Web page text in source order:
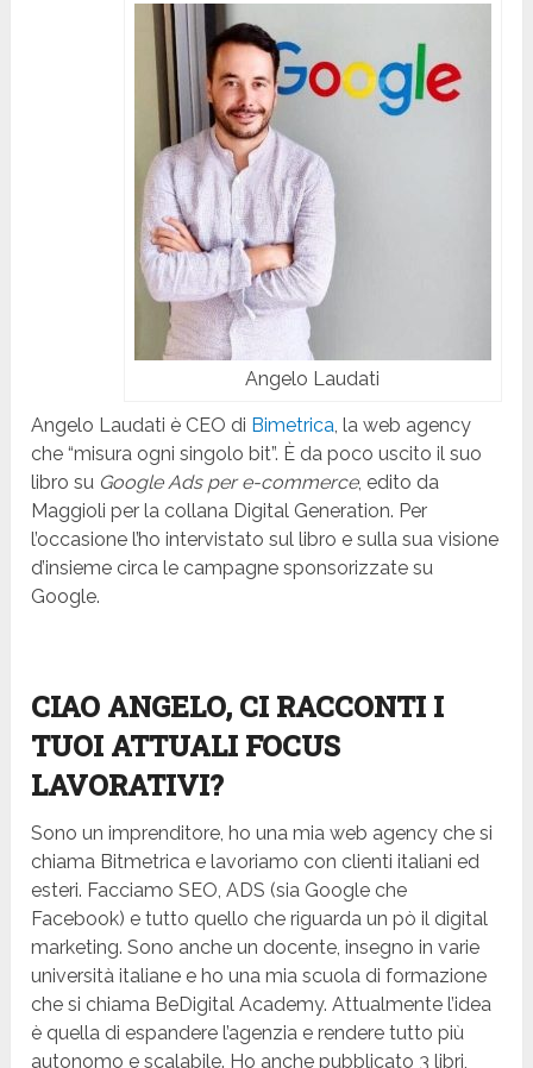
Angelo Laudati
Angelo Laudati è CEO di Bimetrica, la web agency
che “misura ogni singolo bit”. È da poco uscito il suo
libro su Google Ads per e-commerce, edito da
Maggioli per la collana Digital Generation. Per
l’occasione l’ho intervistato sul libro e sulla sua visione
d’insieme circa le campagne sponsorizzate su
Google.
CIAO ANGELO, CI RACCONTI I
TUOI ATTUALI FOCUS
LAVORATIVI?
Sono un imprenditore, ho una mia web agency che si
chiama Bitmetrica e lavoriamo con clienti italiani ed
esteri. Facciamo SEO, ADS (sia Google che
Facebook) e tutto quello che riguarda un pò il digital
marketing. Sono anche un docente, insegno in varie
università italiane e ho una mia scuola di formazione
che si chiama BeDigital Academy. Attualmente l’idea
è quella di espandere l’agenzia e rendere tutto più
autonomo e scalabile. Ho anche pubblicato 3 libri,